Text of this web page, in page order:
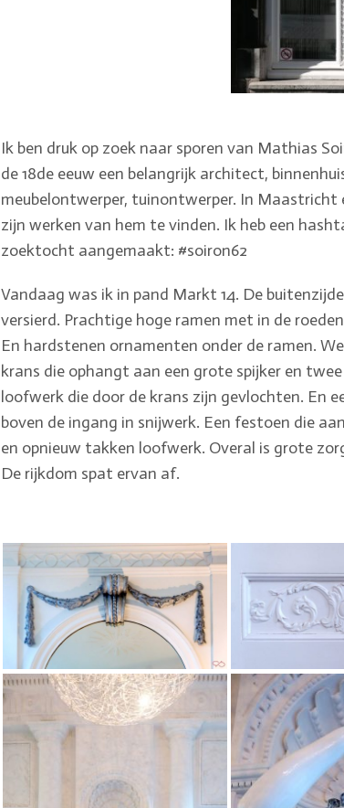
Ik ben druk op zoek naar sporen van Mathias
de 18de eeuw een belangrijk architect,
meubelontwerper, tuinontwerper. In Maastricht
zijn werken van hem te vinden. Ik heb een
zoektocht aangemaakt: #soiron62
Vandaag was ik in pand Markt 14. De
versierd. Prachtige hoge ramen met in de
En hardstenen ornamenten onder de ramen.
krans die ophangt aan een grote spijker en
loofwerk die door de krans zijn gevlochten. En
boven de ingang in snijwerk. Een festoen die
en opnieuw takken loofwerk. Overal is grote
De rijkdom spat ervan af.